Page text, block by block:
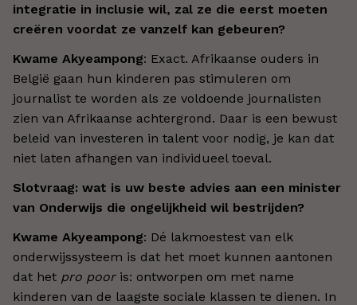
integratie in inclusie wil, zal ze die eerst moeten
creëren voordat ze vanzelf kan gebeuren?
Kwame Akyeampong: Exact. Afrikaanse ouders in
België gaan hun kinderen pas stimuleren om
journalist te worden als ze voldoende journalisten
zien van Afrikaanse achtergrond. Daar is een bewust
beleid van investeren in talent voor nodig, je kan dat
niet laten afhangen van individueel toeval.
Slotvraag: wat is uw beste advies aan een minister
van Onderwijs die ongelijkheid wil bestrijden?
Kwame Akyeampong: Dé lakmoestest van elk
onderwijssysteem is dat het moet kunnen aantonen
dat het pro pooris: ontworpen om met name
kinderen van de laagste sociale klassen te dienen. In